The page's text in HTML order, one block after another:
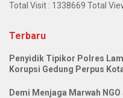
Total Visit : 1338669 Total
Terbaru
Penyidik Tipikor Polres
Korupsi Gedung Perpus
Demi Menjaga Marwah